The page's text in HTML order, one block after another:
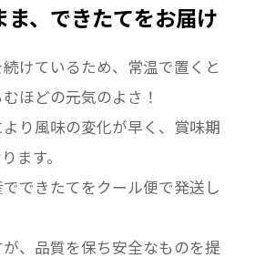
ま、できたてをお届け
けているため、常温で置くと
ほどの元気のよさ！
り風味の変化が早く、賞味期
ます。
できたてをクール便で発送し
、品質を保ち安全なものを提